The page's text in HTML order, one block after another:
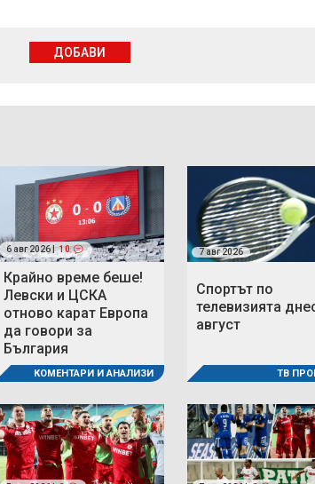
ДОБАВИ
6 авг 2026 | 10
Крайно време беше!
Левски и ЦСКА
отново карат Европа
да говори за
България
КОМЕНТАРИ И АНАЛИЗИ
7 авг 2026
Спортът по
телевизията
август
ТВ